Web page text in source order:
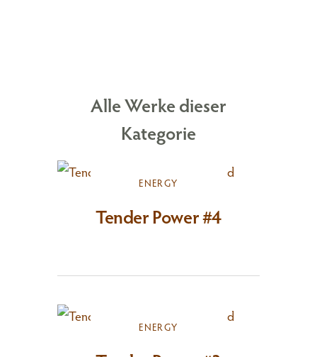
Alle Werke dieser
Kategorie
ENERGY
Tender Power #4
ENERGY